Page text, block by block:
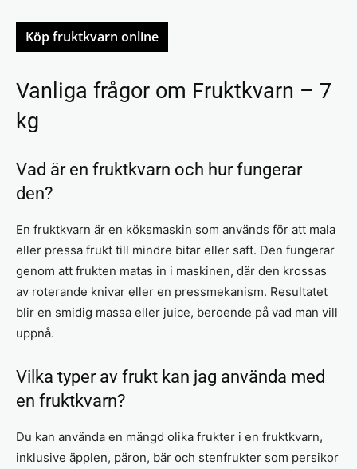
Köp fruktkvarn online
Vanliga frågor om Fruktkvarn – 7
kg
Vad är en fruktkvarn och hur fungerar
den?
En fruktkvarn är en köksmaskin som används för att mala
eller pressa frukt till mindre bitar eller saft. Den fungerar
genom att frukten matas in i maskinen, där den krossas
av roterande knivar eller en pressmekanism. Resultatet
blir en smidig massa eller juice, beroende på vad man vill
uppnå.
Vilka typer av frukt kan jag använda med
en fruktkvarn?
Du kan använda en mängd olika frukter i en fruktkvarn,
inklusive äpplen, päron, bär och stenfrukter som persikor